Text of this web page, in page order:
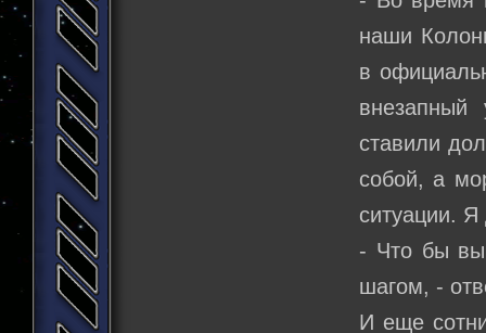
наши
в
ставили
собой, а
ситуации.
- Что бы
шагом, -
И еще